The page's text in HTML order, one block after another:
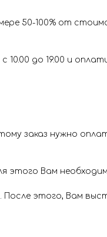
50-100% от
до 19.00 и
заказ нужно
этого Вам
После этого, Вам